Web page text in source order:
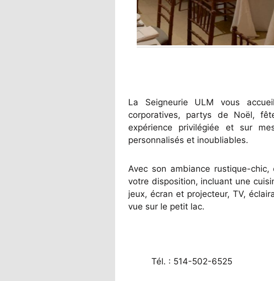
La Seigneurie ULM vous
corporatives, partys de Noël,
expérience privilégiée et sur
personnalisés et inoubliables.
Avec son ambiance rustique-
votre disposition, incluant une
jeux, écran et projecteur, TV,
vue sur le petit lac.
Tél. : 514-502-6525